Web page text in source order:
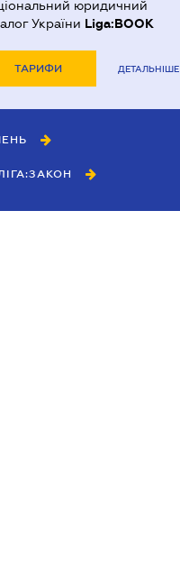
юридичний
України Liga:BOOK
ТАРИФИ ДЕТАЛЬНІШЕ